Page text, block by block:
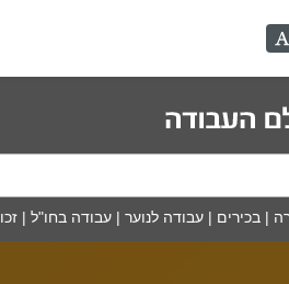
|בכירים |עבודה לנוער |עבודה בחו"ל |